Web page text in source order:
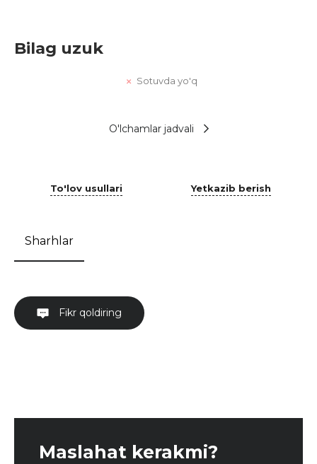
Bilag uzuk
Sotuvda yo'q
O'lchamlar jadvali
To'lov usullari Yetkazib berish
Sharhlar
Fikr qoldiring
Maslahat kerakmi?